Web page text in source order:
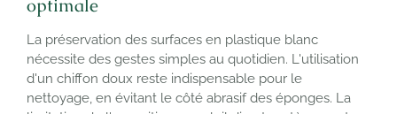
optimale
La préservation des surfaces en plastique blanc
nécessite des gestes simples au quotidien. L'utilisation
d'un chiffon doux reste indispensable pour le
nettoyage, en évitant le côté abrasif des éponges. La